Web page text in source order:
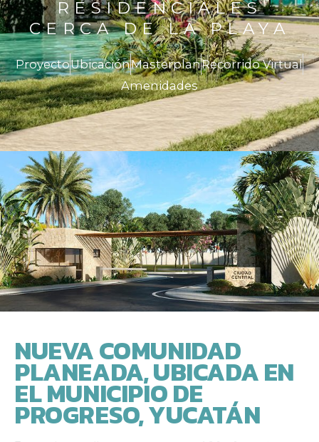
RESIDENCIALES
CERCA DE LA PLAYA
ProyectoUbicaciónMasterplanRecorrido Virtual
Amenidades
NUEVA COMUNIDAD
PLANEADA, UBICADA EN
EL MUNICIPIO DE
PROGRESO, YUCATÁN